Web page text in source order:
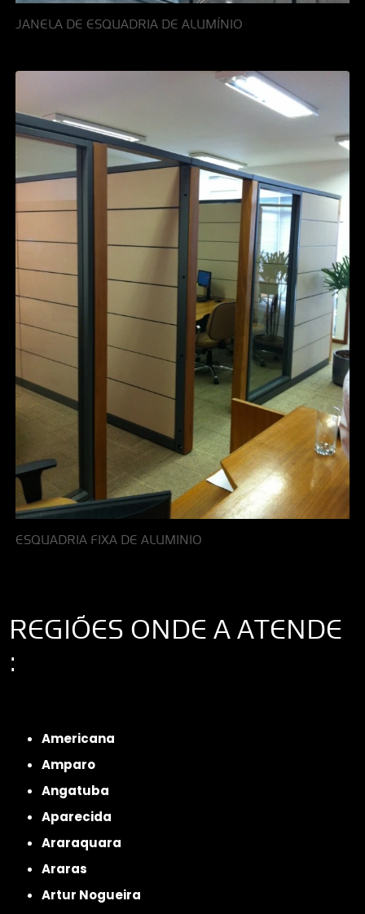
JANELA DE ESQUADRIA DE ALUMÍNIO
ESQUADRIA FIXA DE ALUMINIO
REGIÕES ONDE A ATENDE
:
Americana
Amparo
Angatuba
Aparecida
Araraquara
Araras
Artur Nogueira